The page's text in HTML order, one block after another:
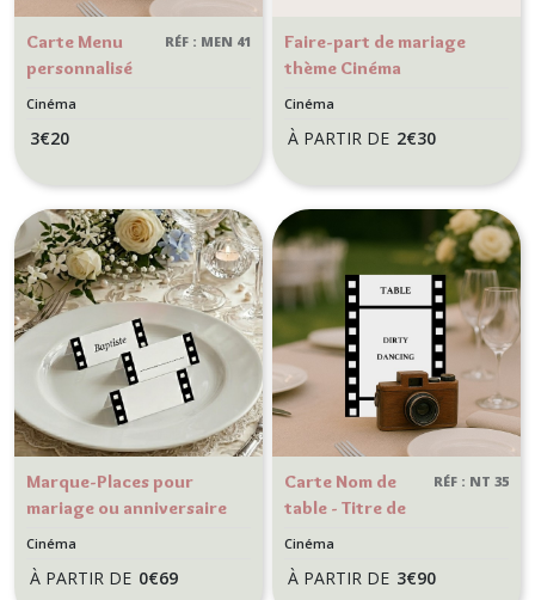
Carte Menu
personnalisé
anniversaire -
RÉF : MEN 41
Cinéma
3€20
Faire-part de mariage
thème Cinéma
Cinéma
À PARTIR DE 2€30
Marque-Places pour
mariage ou anniversaire
- Thème du 7ème art -
Cinéma
À PARTIR DE 0€69
Carte Nom de
table - Titre de
film
pour mariage
RÉF : NT 35
Cinéma
À PARTIR DE 3€90